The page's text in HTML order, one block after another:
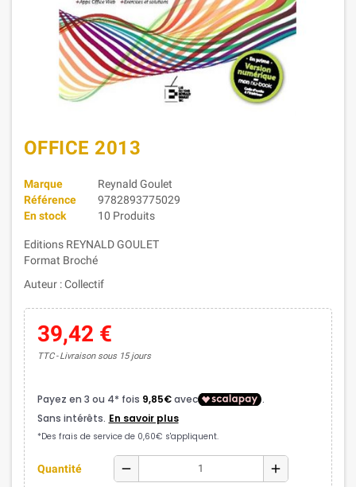
OFFICE 2013
Marque
Reynald Goulet
Référence
9782893775029
En stock
10 Produits
Editions REYNALD GOULET
Format Broché
Auteur : Collectif
39,42 €
TTC Livraison sous 15 jours
Quantité remove add